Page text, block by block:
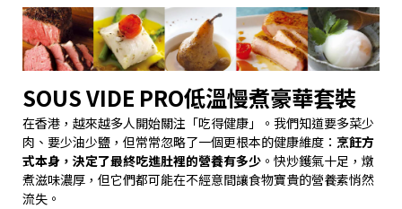
SOUS VIDE PRO低溫慢煮豪華套裝
在香港，越來越多人開始關注「吃得健康」。我們知道要多菜少
肉、要少油少鹽，但常常忽略了一個更根本的健康維度： 烹飪方
式本身，決定了最終吃進肚裡的營養有多少 。快炒鑊氣十足，燉
煮滋味濃厚，但它們都可能在不經意間讓食物寶貴的營養素悄然
流失。